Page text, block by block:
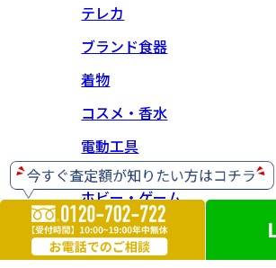
テレカ
ブランド食器
着物
コスメ・香水
電動工具
ホビー・ゲーム
楽器
お酒